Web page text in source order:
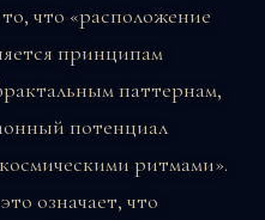
что «расположение
принципам
паттернам,
потенциал
ритмами».
означает, что